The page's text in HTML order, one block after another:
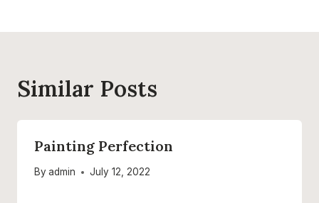
Similar Posts
Painting Perfection
By admin July 12, 2022